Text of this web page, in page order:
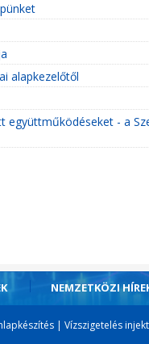
alapkezelőtől
együttműködéseket - a
NEMZETKÖZI
| Vízszigetelés